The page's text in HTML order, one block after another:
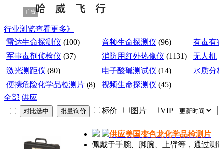
广告
行业浏览查看更多》
雷达生命探测仪 (100) 音频生命探测仪 (96)
有毒有
军事毒剂侦检仪 (37) 消防用红外热像仪 (1131) 无人机
激光测距仪 (80) 电子酸碱测试仪 (14)
水质分
便携危险化学品检测片 (8) 视频生命探测仪 (45)
全部 供应
标价
图片 VIP
供应美国变色龙化学品检测片
佩戴于手腕、脚腕、上臂等，通过